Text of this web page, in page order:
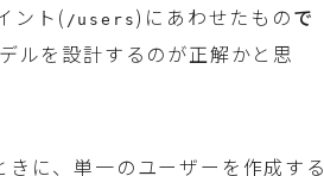
ント( /users )にあわせたもので
ルを設計するのが正解かと思
きに、単一のユーザーを作成する